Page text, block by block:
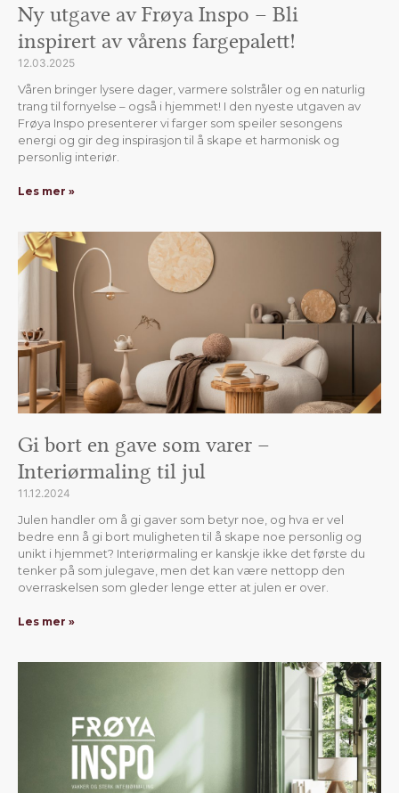
Ny utgave av Frøya Inspo – Bli
inspirert av vårens fargepalett!
12.03.2025
Våren bringer lysere dager, varmere solstråler og en naturlig
trang til fornyelse – også i hjemmet! I den nyeste utgaven av
Frøya Inspo presenterer vi farger som speiler sesongens
energi og gir deg inspirasjon til å skape et harmonisk og
personlig interiør.
Les mer »
Gi bort en gave som varer –
Interiørmaling til jul
11.12.2024
Julen handler om å gi gaver som betyr noe, og hva er vel
bedre enn å gi bort muligheten til å skape noe personlig og
unikt i hjemmet? Interiørmaling er kanskje ikke det første du
tenker på som julegave, men det kan være nettopp den
overraskelsen som gleder lenge etter at julen er over.
Les mer »